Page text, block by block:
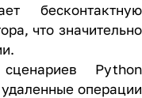
бесконтактную
что значительно
Python
операции